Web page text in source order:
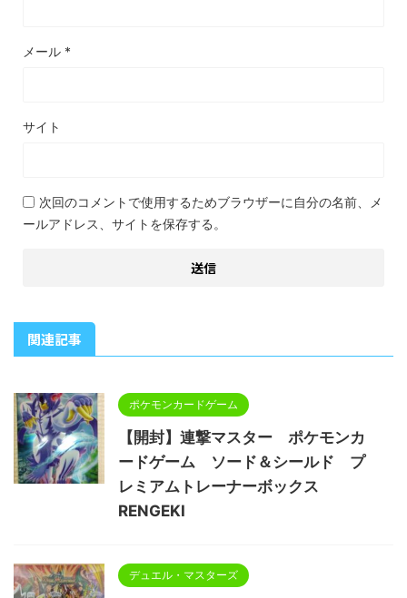
メール *
サイト
次回のコメントで使用するためブラウザーに自分の名前、メ
ールアドレス、サイトを保存する。
関連記事
ポケモンカードゲーム
【開封】連撃マスター ポケモンカ
ードゲーム ソード＆シールド プ
レミアムトレーナーボックス
RENGEKI
デュエル・マスターズ